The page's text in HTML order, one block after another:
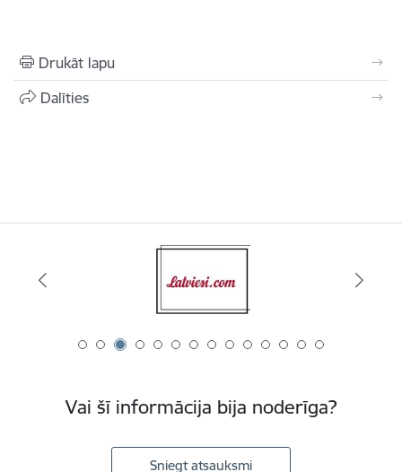
Drukāt lapu
Dalīties
Vai šī informācija bija noderīga?
Sniegt atsauksmi